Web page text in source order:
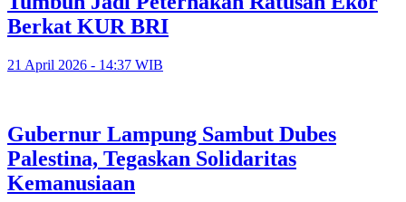
Berkat KUR BRI
21 April 2026 - 14:37 WIB
Gubernur Lampung Sambut Dubes
Palestina, Tegaskan Solidaritas
Kemanusiaan